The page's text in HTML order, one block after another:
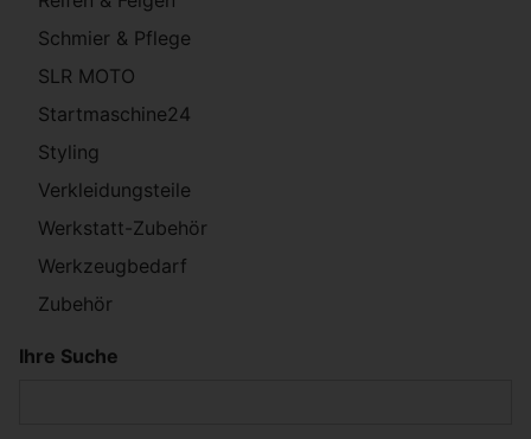
Schmier & Pflege
SLR MOTO
Startmaschine24
Styling
Verkleidungsteile
Werkstatt-Zubehör
Werkzeugbedarf
Zubehör
Ihre Suche